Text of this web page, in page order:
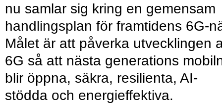
nu samlar sig kring en gemensam
handlingsplan för framtidens 6G-
Målet är att påverka utvecklingen
6G så att nästa generations
blir öppna, säkra, resilienta, AI-
stödda och energieffektiva.